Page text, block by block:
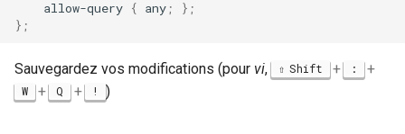
allow-query { any ; } ;
} ;
Sauvegardez vos modifications (pour vi, Shift + : +
W + Q + ! )